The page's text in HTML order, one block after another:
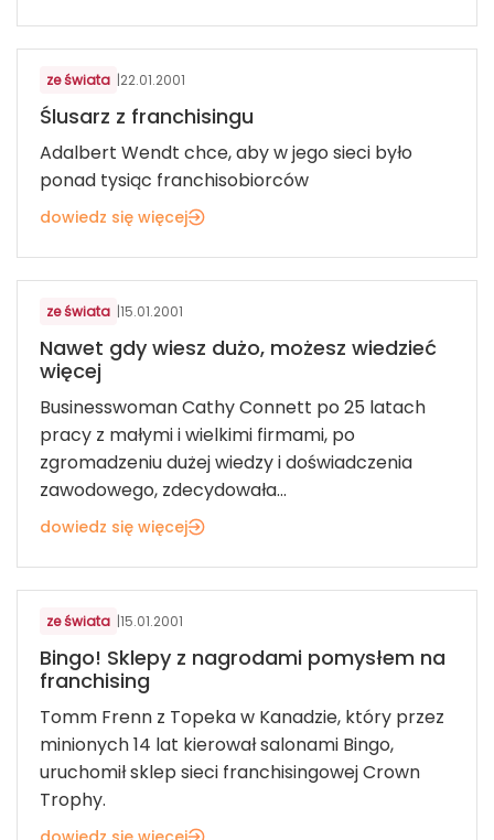
ze świata |22.01.2001
Ślusarz z franchisingu
Adalbert Wendt chce, aby w jego sieci było
ponad tysiąc franchisobiorców
dowiedz się więcej
ze świata |15.01.2001
Nawet gdy wiesz dużo, możesz wiedzieć
więcej
Businesswoman Cathy Connett po 25 latach
pracy z małymi i wielkimi firmami, po
zgromadzeniu dużej wiedzy i doświadczenia
zawodowego, zdecydowała...
dowiedz się więcej
ze świata |15.01.2001
Bingo! Sklepy z nagrodami pomysłem na
franchising
Tomm Frenn z Topeka w Kanadzie, który przez
minionych 14 lat kierował salonami Bingo,
uruchomił sklep sieci franchisingowej Crown
Trophy.